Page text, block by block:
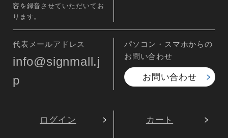
容を録音させていただいてお
ります。
代表メールアドレス
info@signmall.j
p
パソコン・スマホからの
お問い合わせ
お問い合わせ
ログイン カート